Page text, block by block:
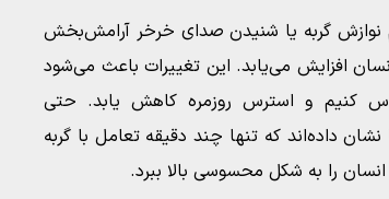
نوازش گربه یا شنیدن صدای خرخر آرامش‌بخش
افزایش می‌یابد. این تغییرات باعث می‌شود
کنیم و استرس روزمره کاهش یابد. حتی
داده‌اند که تنها چند دقیقه تعامل با گربه
را به شکل محسوسی بالا ببرد.